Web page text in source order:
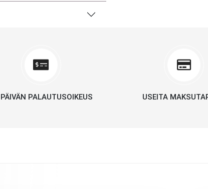
PALAUTUSOIKEUS USEITA